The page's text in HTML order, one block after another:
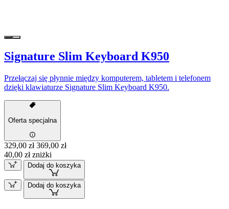
Signature Slim Keyboard K950
Przełączaj się płynnie między komputerem, tabletem i telefonem
dzięki klawiaturze Signature Slim Keyboard K950.
Oferta specjalna
329,00 zł 369,00 zł
40,00 zł zniżki
Dodaj do koszyka
Dodaj do koszyka